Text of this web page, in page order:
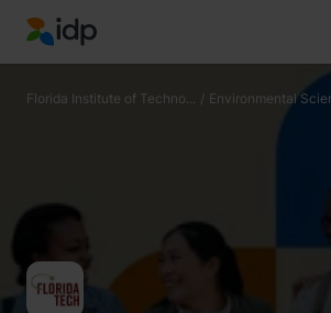
IDP Education
Florida Institute of Techno... / Environmental